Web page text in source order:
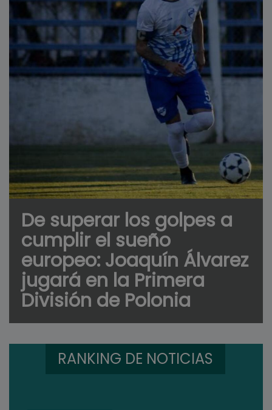
De superar los golpes a
cumplir el sueño
europeo: Joaquín Álvarez
jugará en la Primera
División de Polonia
RANKING DE NOTICIAS